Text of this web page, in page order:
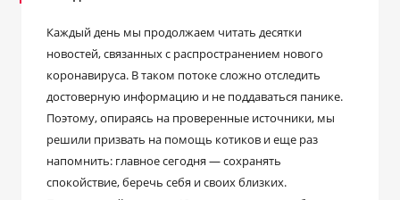
Каждый день мы продолжаем читать десятки
новостей, связанных с распространением нового
коронавируса. В таком потоке сложно отследить
достоверную информацию и не поддаваться панике.
Поэтому, опираясь на проверенные источники, мы
решили призвать на помощь котиков и еще раз
напомнить: главное сегодня — сохранять
спокойствие, беречь себя и своих близких.